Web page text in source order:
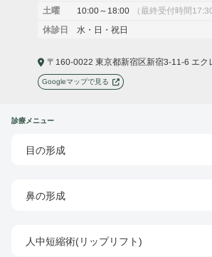
土曜 10:00～18:00 （最終受付時間17:30
休診日 水・日・祝日
〒160-0022 東京都新宿区新宿3-11-6 エク
Googleマップで見る
診療メニュー
目の形成
鼻の形成
人中短縮術(リップリフト)